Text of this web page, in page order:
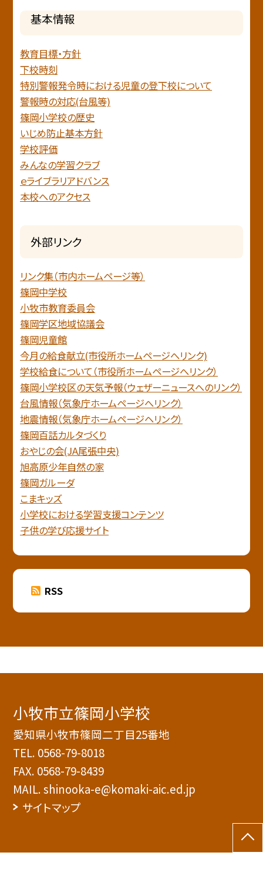
基本情報
教育目標・方針
下校時刻
特別警報発令時における児童の登下校について
警報時の対応(台風等)
篠岡小学校の歴史
いじめ防止基本方針
学校評価
みんなの学習クラブ
ｅライブラリアドバンス
本校へのアクセス
外部リンク
リンク集（市内ホームページ等）
篠岡中学校
小牧市教育委員会
篠岡学区地域協議会
篠岡児童館
今月の給食献立(市役所ホームページへリンク)
学校給食について（市役所ホームページへリンク）
篠岡小学校区の天気予報（ウェザーニュースへのリンク）
台風情報（気象庁ホームページへリンク）
地震情報（気象庁ホームページヘリンク）
篠岡百話カルタづくり
おやじの会(JA尾張中央)
旭高原少年自然の家
篠岡ガルーダ
こまキッズ
小学校における学習支援コンテンツ
子供の学び応援サイト
RSS
小牧市立篠岡小学校
愛知県小牧市篠岡二丁目25番地
TEL. 0568-79-8018
FAX. 0568-79-8439
MAIL. shinooka-e@komaki-aic.ed.jp
サイトマップ